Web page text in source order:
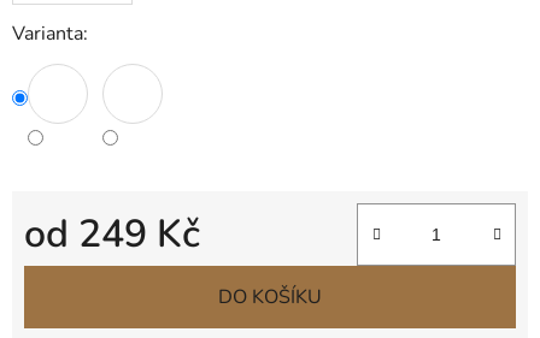
Varianta:
od 249 Kč
Měrná cena:
DO KOŠÍKU